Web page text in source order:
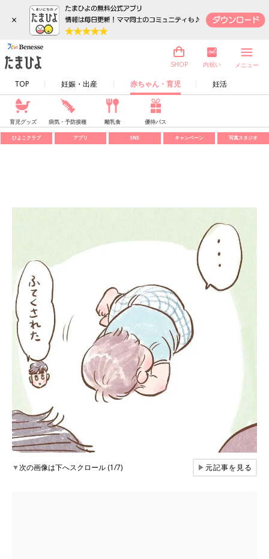
×
TOP 妊娠・出産 赤ちゃん・育児 妊活
SHOP 内祝い メニュー
育児グッズ 病気・予防接種 離乳食 優待パス
ひよこクラブ アプリ SNS キャンペーン 写真スタジオ
▼次の画像は下へスクロール (1/7) ▶元記事を見る